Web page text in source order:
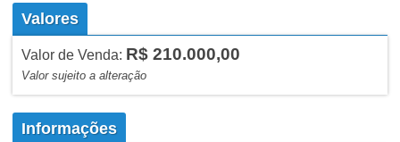
Valores
Valor de Venda: R$ 210.000,00
Valor sujeito a alteração
Informações